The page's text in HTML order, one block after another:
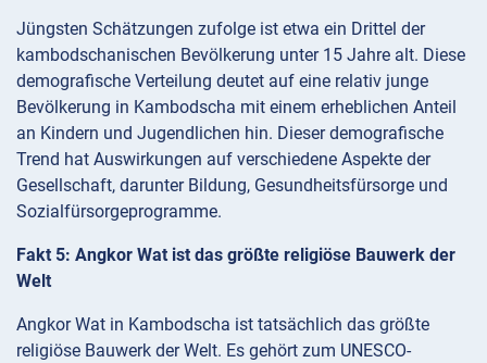
Jüngsten Schätzungen zufolge ist etwa ein Drittel der
kambodschanischen Bevölkerung unter 15 Jahre alt. Diese
demografische Verteilung deutet auf eine relativ junge
Bevölkerung in Kambodscha mit einem erheblichen Anteil
an Kindern und Jugendlichen hin. Dieser demografische
Trend hat Auswirkungen auf verschiedene Aspekte der
Gesellschaft, darunter Bildung, Gesundheitsfürsorge und
Sozialfürsorgeprogramme.
Fakt 5: Angkor Wat ist das größte religiöse Bauwerk der
Welt
Angkor Wat in Kambodscha ist tatsächlich das größte
religiöse Bauwerk der Welt. Es gehört zum UNESCO-